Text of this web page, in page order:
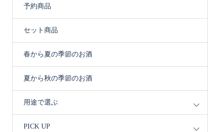
予約商品
セット商品
春から夏の季節のお酒
夏から秋の季節のお酒
用途で選ぶ
PICK UP